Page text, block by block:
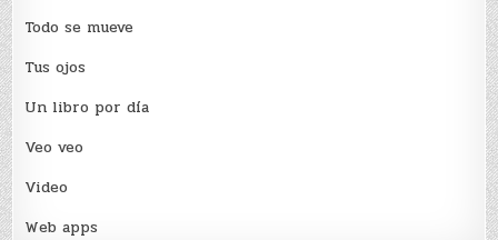
Todo se mueve
Tus ojos
Un libro por día
Veo veo
Video
Web apps